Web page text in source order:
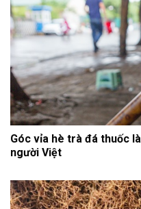
Góc vỉa hè trà đá thuốc
người Việt